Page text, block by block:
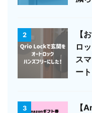
2
【
ロ
ス
ー
3
【